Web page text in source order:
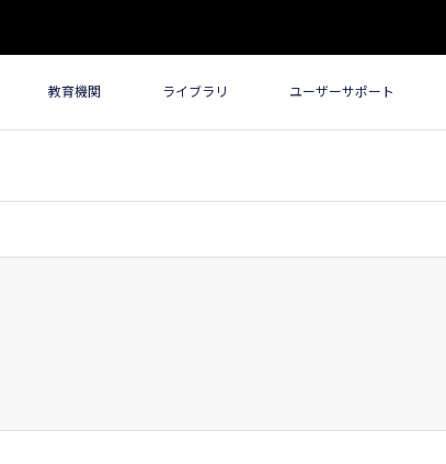
教育機関 ライブラリ ユーザーサポート